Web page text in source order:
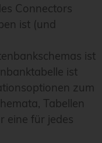
Connectors
ist (und
ist
ist
zum
Tabellen
eine für jedes